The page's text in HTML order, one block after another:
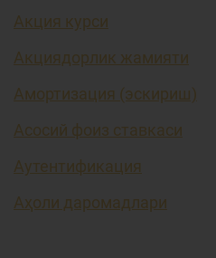
Акция курси
Акциядорлик жамияти
Амортизация (эскириш)
Асосий фоиз ставкаси
Аутентификация
Аҳоли даромадлари